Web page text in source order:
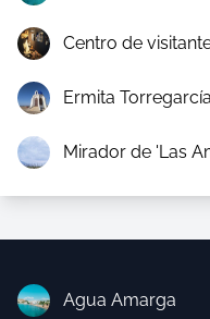
Centro de
Ermita Torregarcía
Mirador de 'Las
Agua Amarga